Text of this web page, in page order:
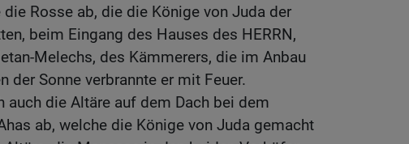
Rosse ab, die die Könige von Juda der
beim Eingang des Hauses des HERRN,
Melechs, des Kämmerers, die im Anbau
der Sonne verbrannte er mit Feuer.
auch die Altäre auf dem Dach bei dem
ab, welche die Könige von Juda gemacht